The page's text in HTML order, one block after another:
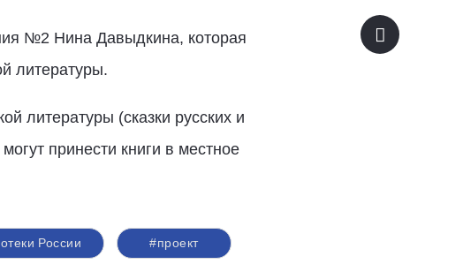
№2 Нина Давыдкина, которая
литературы.
литературы (сказки русских и
принести книги в местное
России #проект